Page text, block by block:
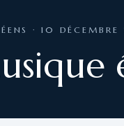
· 10